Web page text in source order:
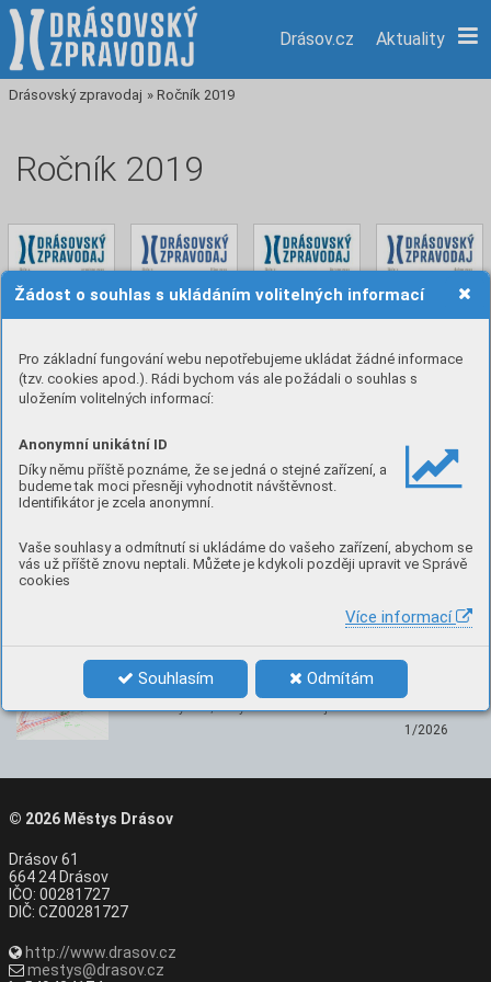
Žádost o souhlas s ukládáním volitelných informací
Pro základní fungování webu nepotřebujeme ukládat žádné informace
(tzv. cookies apod.). Rádi bychom vás ale požádali o souhlas s
uložením volitelných informací:
Anonymní unikátní ID
Díky němu příště poznáme, že se jedná o stejné zařízení, a
budeme tak moci přesněji vyhodnotit návštěvnost.
Identifikátor je zcela anonymní.
Vaše souhlasy a odmítnutí si ukládáme do vašeho zařízení, abychom se
vás už příště znovu neptali. Můžete je kdykoli později upravit ve Správě
cookies
Více informací
Souhlasím Odmítám
Drásov.cz Aktuality
Drásovský zpravodaj » Ročník 2019
Ročník 2019
4/2019
3/2019
2/2019
1/2019
Nenechte si ujít
Kalendář akcí
Nepřehlédněte, co se chystá v Drásově
Vodní plochy Drásov
Namísto původně plánovaného biocentra chceme
zbudovat rybník, který bude sloužit jako rekreační …
1/2026
© 2026 Městys Drásov
Drásov 61
664 24 Drásov
IČO: 00281727
DIČ: CZ00281727
http://www.drasov.cz
mestys@drasov.cz